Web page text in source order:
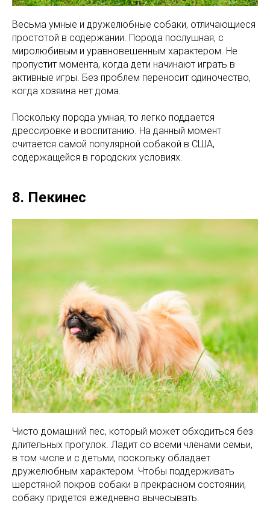
Весьма умные и дружелюбные собаки, отличающиеся
простотой в содержании. Порода послушная, с
миролюбивым и уравновешенным характером. Не
пропустит момента, когда дети начинают играть в
активные игры. Без проблем переносит одиночество,
когда хозяина нет дома.
Поскольку порода умная, то легко поддается
дрессировке и воспитанию. На данный момент
считается самой популярной собакой в США,
содержащейся в городских условиях.
8. Пекинес
Чисто домашний пес, который может обходиться без
длительных прогулок. Ладит со всеми членами семьи,
в том числе и с детьми, поскольку обладает
дружелюбным характером. Чтобы поддерживать
шерстяной покров собаки в прекрасном состоянии,
собаку придется ежедневно вычесывать.